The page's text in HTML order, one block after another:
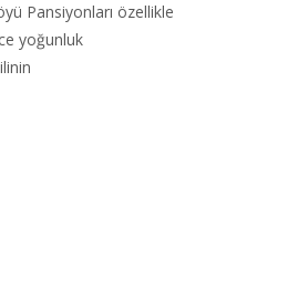
Pansiyonları özellikle
yoğunluk